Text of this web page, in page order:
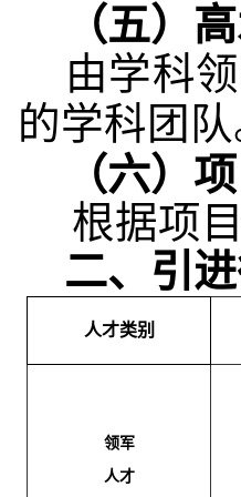
（五）
由学科
的学科团队
（六）
根据项目
二、引进
人才类别
领军
人才